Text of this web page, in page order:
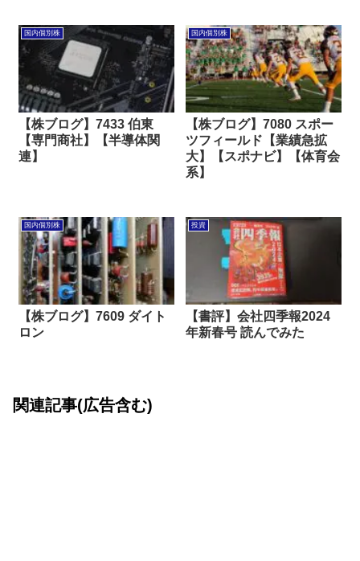
国内個別株
【株ブログ】7433 伯東
【専門商社】【半導体関
連】
国内個別株
【株ブログ】7080 スポー
ツフィールド【業績急拡
大】【スポナビ】【体育会
系】
国内個別株
【株ブログ】7609 ダイト
ロン
投資
【書評】会社四季報2024
年新春号 読んでみた
関連記事(広告含む)